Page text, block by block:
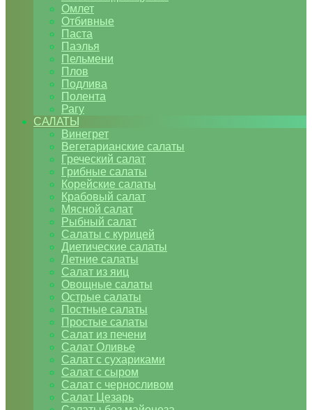
Омлет
Отбивные
Паста
Паэлья
Пельмени
Плов
Подлива
Полента
Рагу
САЛАТЫ
Винегрет
Вегетарианские салаты
Греческий салат
Грибные салаты
Корейские салаты
Крабовый салат
Мясной салат
Рыбный салат
Салаты с курицей
Диетические салаты
Летние салаты
Салат из яиц
Овощные салаты
Острые салаты
Постные салаты
Простые салаты
Салат из печени
Салат Оливье
Салат с сухариками
Салат с сыром
Салат с черносливом
Салат Цезарь